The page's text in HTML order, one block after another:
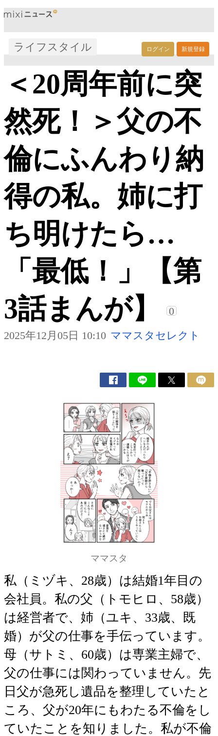
ログイン 新規登録
ライフスタイル
＜20周年前に突
然死！＞父の不
倫にふんわり納
得の私。姉に打
ち明けたら…
「最低！」【第
3話まんが】
0
2025年12月05日 10:10 ママスタセレクト
ママスタ
私（ミヅキ、28歳）は結婚1年目の
会社員。私の父（トモヒロ、58歳）
は経営者で、姉（ユキ、33歳、既
婚）が父の仕事を手伝っています。
母（サトミ、60歳）は専業主婦で、
父の仕事には関わっていません。先
日父が急死し遺品を整理していたと
ころ、父が20年にもわたる不倫をし
ていたことを知りました。私が不倫